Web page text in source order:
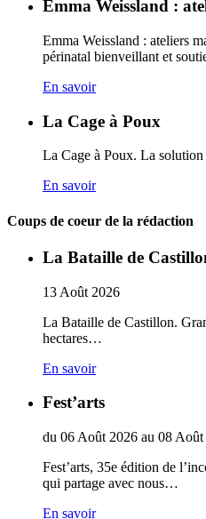
Emma Weissland :
Emma Weissland : ateliers
périnatal bienveillant et
En savoir
La Cage à Poux
La Cage à Poux. La
En savoir
Coups de coeur de la rédaction
La Bataille de
13 Août 2026
La Bataille de Castillon.
hectares…
En savoir
Fest’arts
du 06 Août 2026 au 08 Août
Fest’arts, 35e édition de
qui partage avec nous…
En savoir